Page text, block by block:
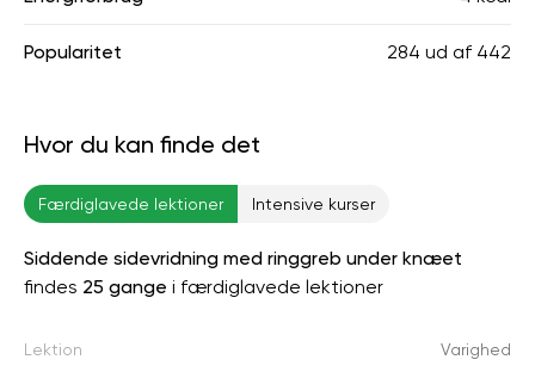
Popularitet 284 ud af 442
Hvor du kan finde det
Færdiglavede lektioner Intensive kurser
Siddende sidevridning med ringgreb under knæet
findes 25 gange i færdiglavede lektioner
Lektion Varighed